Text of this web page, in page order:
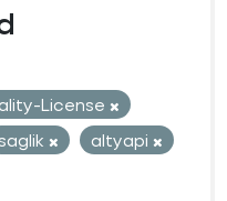
License
saglik
altyapi